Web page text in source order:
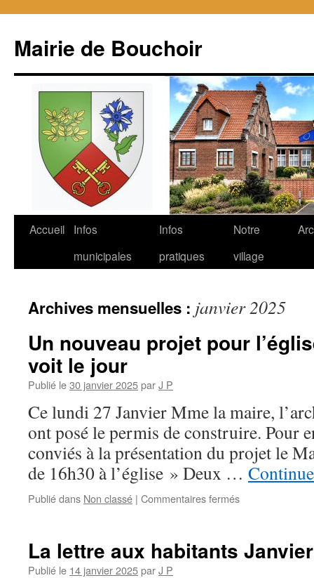
Mairie de Bouchoir
Aller
Accueil
Infos
municipales
Infos
pratiques
Notre
village
Archives mensuelles : janvier 2025
Un nouveau projet pour
voit le jour
Publié le30 janvier 2025parJ P
Ce lundi 27 Janvier Mme la maire,
ont posé le permis de construire. Pour
conviés à la présentation du projet le
de 16h30 à l’église » Deux …
Publié dans Non classé | Commentaires ferméssur
pour
La lettre aux habitants
Publié le 14 janvier 2025parJ P